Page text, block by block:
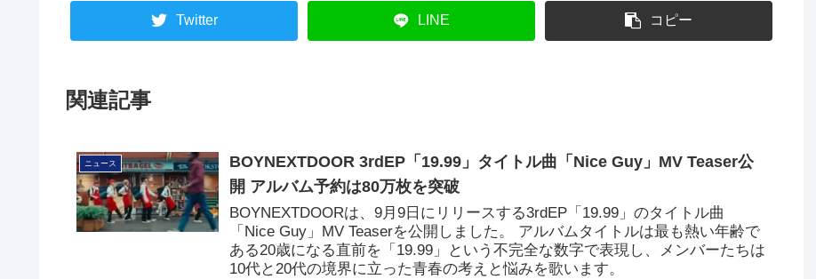
Twitter LINE コピー
関連記事
ニュース
BOYNEXTDOOR 3rdEP「19.99」タイトル曲「Nice Guy」MV Teaser公
開 アルバム予約は80万枚を突破
BOYNEXTDOORは、9月9日にリリースする3rdEP「19.99」のタイトル曲
「Nice Guy」MV Teaserを公開しました。 アルバムタイトルは最も熱い年齢で
ある20歳になる直前を「19.99」という不完全な数字で表現し、メンバーたちは
10代と20代の境界に立った青春の考えと悩みを歌います。